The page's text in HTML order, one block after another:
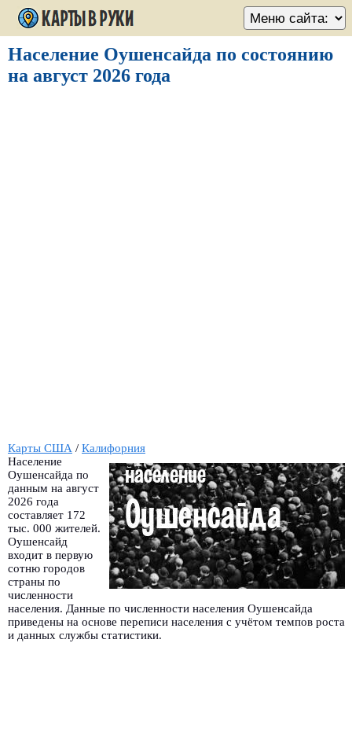
Население Оушенсайда по состоянию
на август 2026 года
Карты США / Калифорния
Население
Оушенсайда по
данным на август
2026 года
составляет 172
тыс. 000 жителей.
Оушенсайд
входит в первую
сотню городов
страны по
численности
населения. Данные по численности населения Оушенсайда
приведены на основе переписи населения с учётом темпов роста
и данных службы статистики.